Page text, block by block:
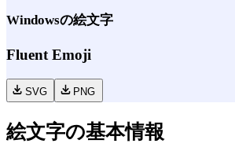
Windowsの絵文字
Fluent Emoji
SVG PNG
絵文字の基本情報